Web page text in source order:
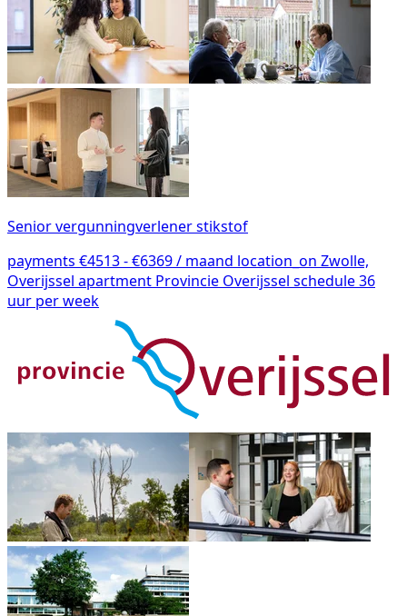
Senior vergunningverlener stikstof
payments €4513 - €6369 / maand location_on Zwolle,
Overijssel apartment Provincie Overijssel schedule36
uur per week